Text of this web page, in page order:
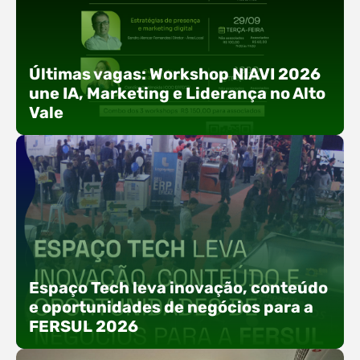
Últimas vagas: Workshop NIAVI 2026
une IA, Marketing e Liderança no Alto
Vale
Com o objetivo de impulsionar a produtividade, a
presença digital e a gestão nas empresas do
Alto Vale, o Núcleo de Tecnologia da Informação
(NIAVI), Polo ACATE-ACIRS, realiza a edição
2026 do Workshop NIAVI. O evento foi
Espaço Tech leva inovação, conteúdo
e oportunidades de negócios para a
FERSUL 2026